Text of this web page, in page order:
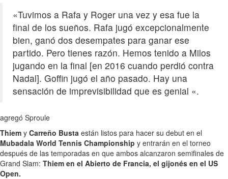
«Tuvimos a Rafa y Roger una vez y esa fue la
final de los sueños. Rafa jugó excepcionalmente
bien, ganó dos desempates para ganar ese
partido. Pero tienes razón. Hemos tenido a Milos
jugando en la final [en 2016 cuando perdió contra
Nadal]. Goffin jugó el año pasado. Hay una
sensación de imprevisibilidad que es genial «.
agregó Sproule
Thiem y Carreño Busta están listos para hacer su debut en el
Mubadala World Tennis Championship y entrarán en el torneo
después de las temporadas en que ambos alcanzaron semifinales de
Grand Slam: Thiem en el Abierto de Francia, el gijonés en el US
Open.